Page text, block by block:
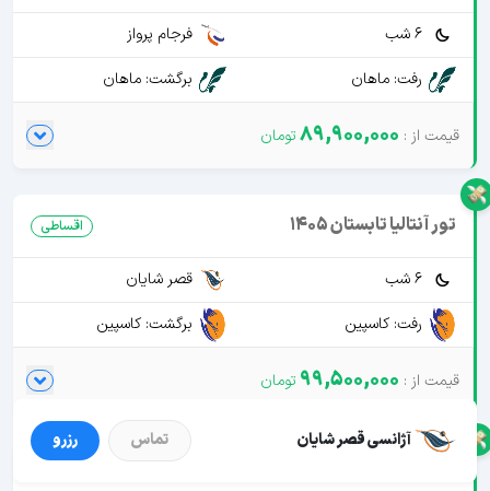
6 شب
فرجام پرواز
رفت: ماهان
برگشت: ماهان
89,900,000
تور آنتالیا تابستان 1405 اقساطی
6 شب
قصر شایان
رفت: کاسپین
برگشت: کاسپین
99,500,000
آژانسی قصر شایان تماس رزرو